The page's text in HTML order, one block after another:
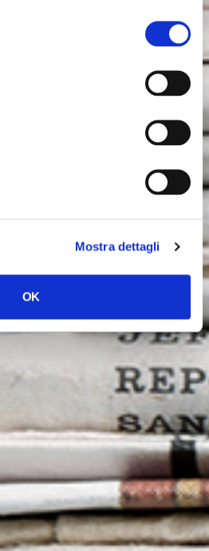
Mostra dettagli
OK